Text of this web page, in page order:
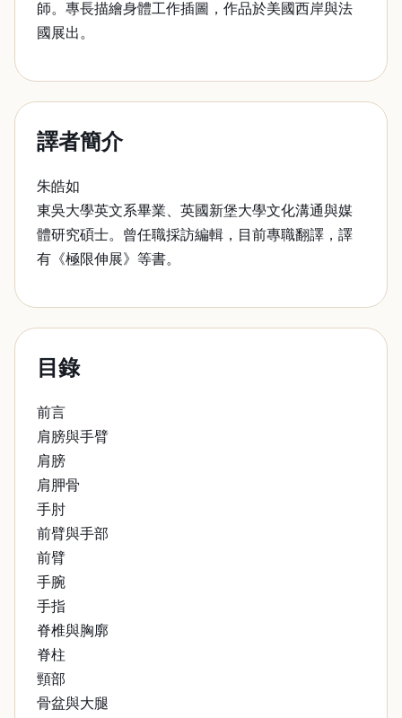
師。專長描繪身體工作插圖，作品於美國西岸與法
國展出。
譯者簡介
朱皓如
東吳大學英文系畢業、英國新堡大學文化溝通與媒
體研究碩士。曾任職採訪編輯，目前專職翻譯，譯
有《極限伸展》等書。
目錄
前言
肩膀與手臂
肩膀
肩胛骨
手肘
前臂與手部
前臂
手腕
手指
脊椎與胸廓
脊柱
頸部
骨盆與大腿